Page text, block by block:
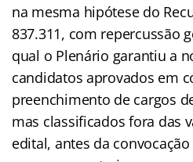
na mesma hipótese do
837.311, com repercussão
qual o Plenário garantiu a
candidatos aprovados em
preenchimento de cargos
mas classificados fora das
edital, antes da